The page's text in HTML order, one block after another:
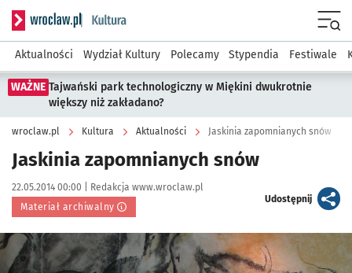
Serwis informacyjny wroclaw.pl podserwis: Kultura
Aktualności Wydział Kultury Polecamy Stypendia Festiwale
WAŻNE Tajwański park technologiczny w Miękini dwukrotnie
większy niż zakładano?
wroclaw.pl Kultura Aktualności Jaskinia zapomnianych snów
Jaskinia zapomnianych snów
Data publikacji:
22.05.2014 00:00 | Autor:
Redakcja www.wroclaw.pl
Materiał archiwalny
Udostępnijartykuł
Kliknij, aby powiększyć